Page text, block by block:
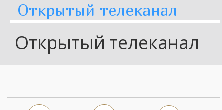
Открытый телеканал
Открытый телеканал